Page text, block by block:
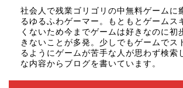
社会人で残業ゴリゴリの中無料ゲームに
るゆるふわゲーマー。もともとゲームス
くないため今までゲームは好きなのに初
きないことが多発。少しでもゲームでス
るようにゲームが苦手な人が思わず検索
な内容からブログを書いています。